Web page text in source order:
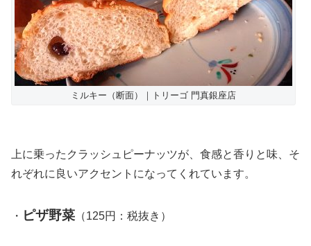
ミルキー（断面）｜トリーゴ 門真銀座店
上に乗ったクラッシュピーナッツが、食感と香りと味、そ
れぞれに良いアクセントになってくれています。
・ ピザ野菜 （125円：税抜き）